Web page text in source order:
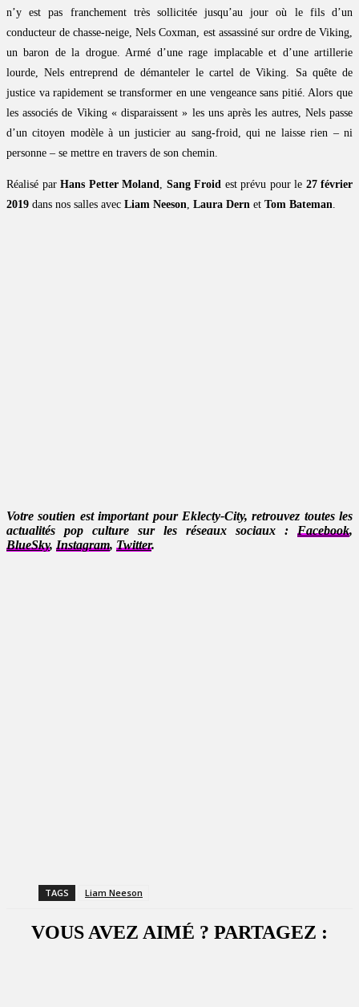
n’y est pas franchement très sollicitée jusqu’au jour où le fils d’un
conducteur de chasse-neige, Nels Coxman, est assassiné sur ordre de Viking,
un baron de la drogue. Armé d’une rage implacable et d’une artillerie
lourde, Nels entreprend de démanteler le cartel de Viking. Sa quête de
justice va rapidement se transformer en une vengeance sans pitié. Alors que
les associés de Viking « disparaissent » les uns après les autres, Nels passe
d’un citoyen modèle à un justicier au sang-froid, qui ne laisse rien – ni
personne – se mettre en travers de son chemin.
Réalisé par Hans Petter Moland, Sang Froid est prévu pour le 27 février
2019 dans nos salles avec Liam Neeson, Laura Dern et Tom Bateman.
Votre soutien est important pour Eklecty-City, retrouvez toutes les
actualités pop culture sur les réseaux sociaux : Facebook,
BlueSky, Instagram, Twitter.
TAGS Liam Neeson
VOUS AVEZ AIMÉ ? PARTAGEZ :